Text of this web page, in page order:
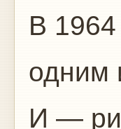
В
одним
И —